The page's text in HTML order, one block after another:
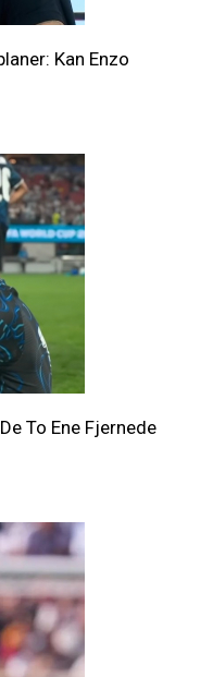
Kan Enzo
To Ene Fjernede